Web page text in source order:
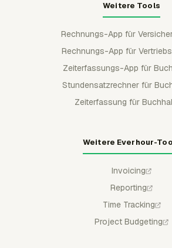
Weitere Tools
Rechnungs-App für
Rechnungs-App für
Zeiterfassungs-App für
Stundensatzrechner für
Zeiterfassung für
Weitere Everhour-
Invoicing
Reporting
Time Tracking
Project Budgeting